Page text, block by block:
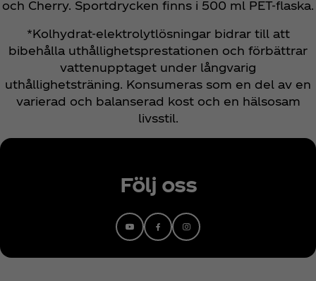
och Cherry. Sportdrycken finns i 500 ml PET-flaska.
*Kolhydrat-elektrolytlösningar bidrar till att
bibehålla uthållighetsprestationen och förbättrar
vattenupptaget under långvarig
uthållighetsträning. Konsumeras som en del av en
varierad och balanserad kost och en hälsosam
livsstil.
Följ oss